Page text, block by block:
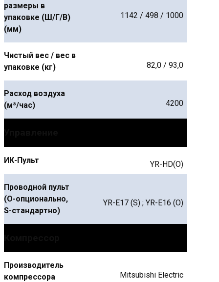
размеры в
упаковке (Ш/Г/В)
(мм)
1142 / 498 / 1000
Чистый вес / вес в
упаковке (кг)
82,0 / 93,0
Расход воздуха
(м³/час)
4200
ИК-Пульт YR-HD(O)
Проводной пульт
(О-опционально,
S-стандартно)
YR-E17 (S) ; YR-E16 (O)
Производитель
компрессора
Mitsubishi Electric